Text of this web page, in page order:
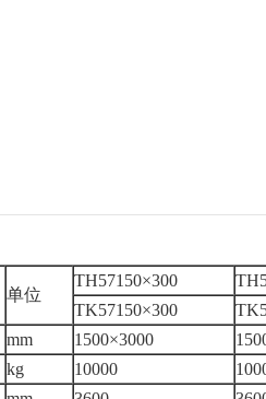
单位
TH57150×300
TK57150×300
mm 1500×3000
kg 10000